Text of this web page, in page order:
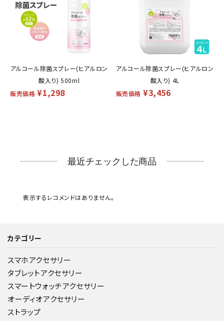
アルコール除菌スプレー(ヒアルロン
酸入り) 500ml
販売価格 ¥1,298
アルコール除菌スプレー(ヒアルロン
酸入り) 4L
販売価格 ¥3,456
最近チェックした商品
表示するレコメンドはありません。
カテゴリー
スマホアクセサリー
タブレットアクセサリー
スマートウォッチアクセサリー
オーディオアクセサリー
ストラップ